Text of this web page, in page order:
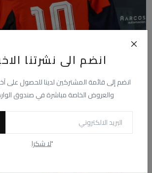
انضم الى نشرتنا
انضم إلى قائمة المشتركين لدينا للحصول على آخر
والعروض الخاصة مباشرة في صندوق
ًلا شكرا
أبوريدة يكرم رئيس الاتحاد الإسباني لكرة القدم
ابريل 1, 2026 49